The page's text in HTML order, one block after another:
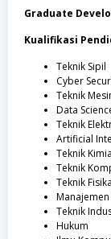
Graduate
Kualifikasi
Teknik Sipil
Cyber
Teknik
Data
Teknik
Artificial
Teknik Kimia
Teknik
Teknik Fisika
Teknik
Hukum